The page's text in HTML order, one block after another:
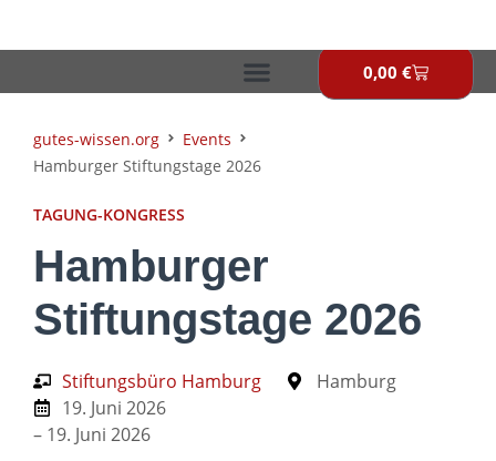
0,00 €
gutes-wissen.org
Events
Hamburger Stiftungstage 2026
TAGUNG-KONGRESS
Hamburger
Stiftungstage 2026
Stiftungsbüro Hamburg
Hamburg
19. Juni 2026
– 19. Juni 2026